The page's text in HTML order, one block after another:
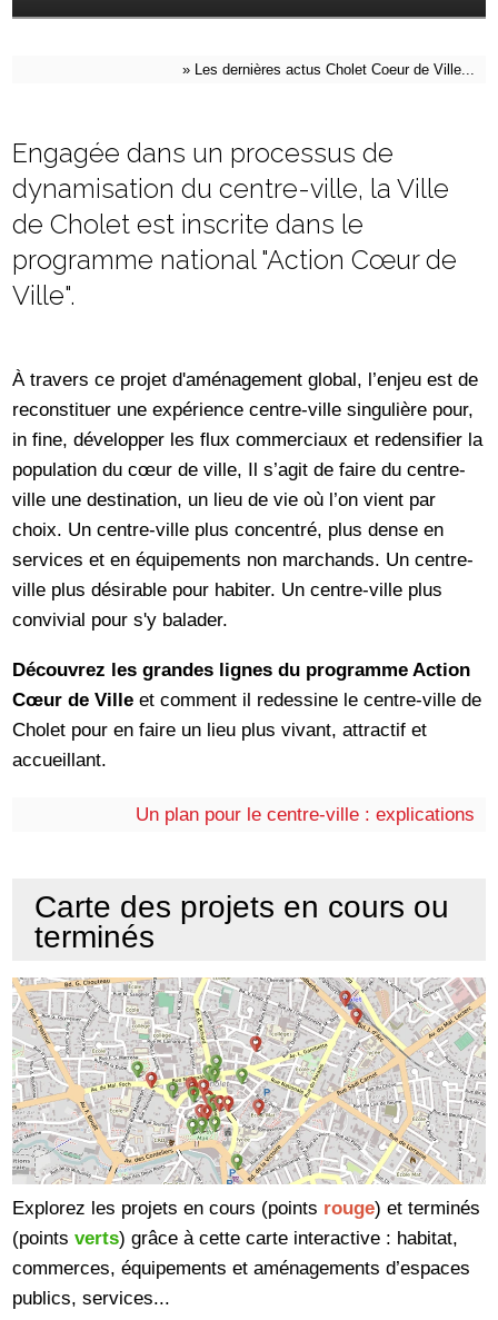
» Les dernières actus Cholet Coeur de Ville...
Engagée dans un processus de
dynamisation du centre-ville, la Ville
de Cholet est inscrite dans le
programme national "Action Cœur de
Ville".
À travers ce projet d'aménagement global, l’enjeu est de
reconstituer une expérience centre-ville singulière pour,
in fine, développer les flux commerciaux et redensifier la
population du cœur de ville, Il s’agit de faire du centre-
ville une destination, un lieu de vie où l’on vient par
choix. Un centre-ville plus concentré, plus dense en
services et en équipements non marchands. Un centre-
ville plus désirable pour habiter. Un centre-ville plus
convivial pour s'y balader.
Découvrez les grandes lignes du programme Action
Cœur de Ville et comment il redessine le centre-ville de
Cholet pour en faire un lieu plus vivant, attractif et
accueillant.
Un plan pour le centre-ville : explications
Carte des projets en cours ou
terminés
Explorez les projets en cours (points rouge) et terminés
(pointsverts) grâce à cette carte interactive : habitat,
commerces, équipements et aménagements d’espaces
publics, services...